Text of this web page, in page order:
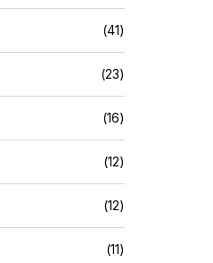
(41)
(23)
(16)
(12)
(12)
(11)